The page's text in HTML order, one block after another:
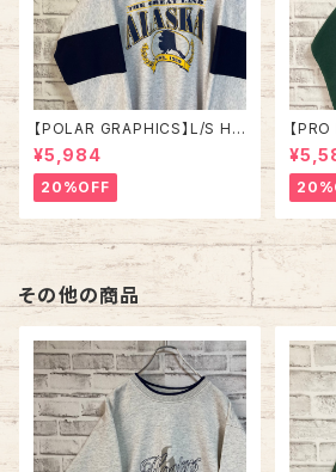
【POLAR GRAPHICS】L/S Hal
fZip Sweat XL Made in US
A 90s “ALASKA” スーベニア
ハーフジップスウェット トレーナ
ー アラスカ お土産モノ vintag
e ヴィンテージ アメリカ USA
古着
¥5,984
20%OFF
【
相当
ェッ
ロゴ
深緑
その他の商品